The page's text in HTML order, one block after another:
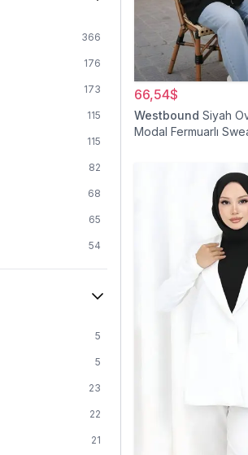
366
176
173
115
115
82
68
65
54
40
27
5
5
23
22
21
66,54$
Westbound Siyah
Modal Fermuarlı